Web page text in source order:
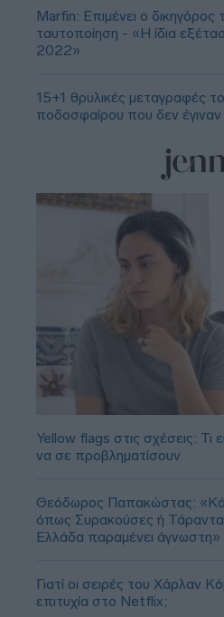
Marfin: Επιμένει ο δικηγόρος
ταυτοποίηση - «Η ίδια
2022»
15+1 θρυλικές μεταγραφές
ποδοσφαίρου που δεν
Yellow flags στις σχέσεις: Τι
να σε προβληματίσουν
Θεόδωρος Παπακώστας:
όπως Συρακούσες ή
Ελλάδα παραμένει άγνωστη»
Γιατί οι σειρές του Χάρλαν
επιτυχία στο Netflix;